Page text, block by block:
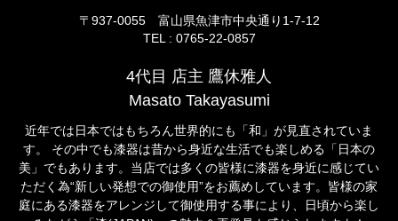
〒937-0055 富山県魚津市中央通り1-7-12
TEL : 0765-22-0857
4代目 店主 鷹休雅人
Masato Takayasumi
近年では日本ではもちろん世界的にも「和」が見直されていま
す。 その中でも漆器は昔から身近な生活でも楽しめる「日本の
美」でもあります。当店では多くの皆様に漆器を身近に感じてい
ただく為“新しい発想での御使用”をお薦めしています。皆様の家
庭にある漆器をアレンジして御使用する事により、日頃から楽し